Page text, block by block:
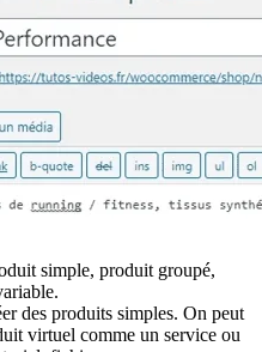
simple, produit groupé,
des produits simples. On peut
virtuel comme un service ou